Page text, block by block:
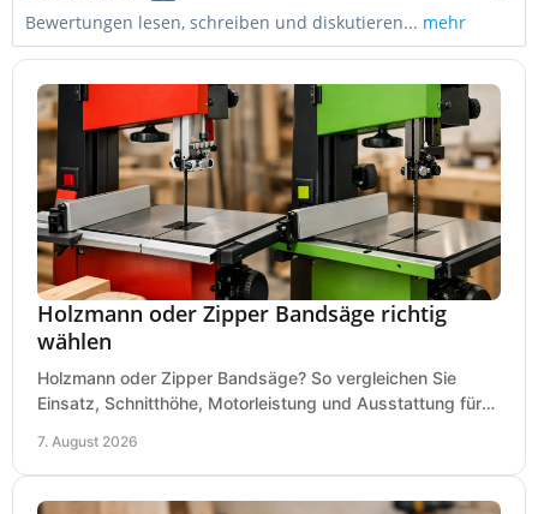
Bewertungen lesen, schreiben und diskutieren... mehr
Holzmann oder Zipper Bandsäge richtig
wählen
Holzmann oder Zipper Bandsäge? So vergleichen Sie
Einsatz, Schnitthöhe, Motorleistung und Ausstattung für
7. August 2026